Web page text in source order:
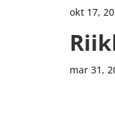
okt 17,
mar 31,